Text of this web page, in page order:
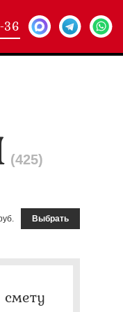
36
(425)
Выбрать